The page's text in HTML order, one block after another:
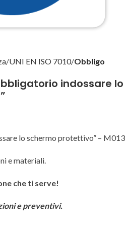
UNI EN ISO 7010 Obbligo
indossare lo
lo schermo protettivo” – M013
e materiali.
che ti serve!
e preventivi.